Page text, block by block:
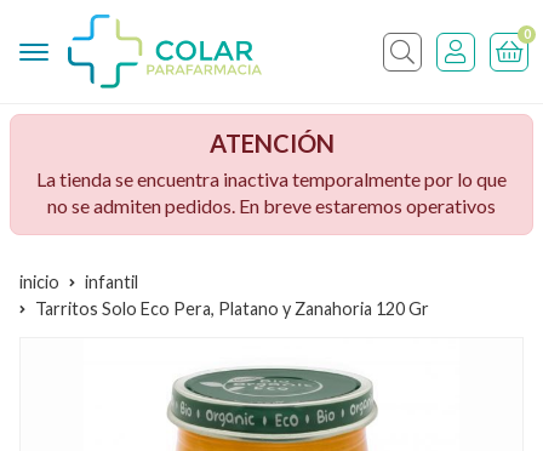
Buscar
0
ATENCIÓN
La tienda se encuentra inactiva temporalmente por lo que
no se admiten pedidos. En breve estaremos operativos
inicio
infantil
Tarritos Solo Eco Pera, Platano y Zanahoria 120 Gr